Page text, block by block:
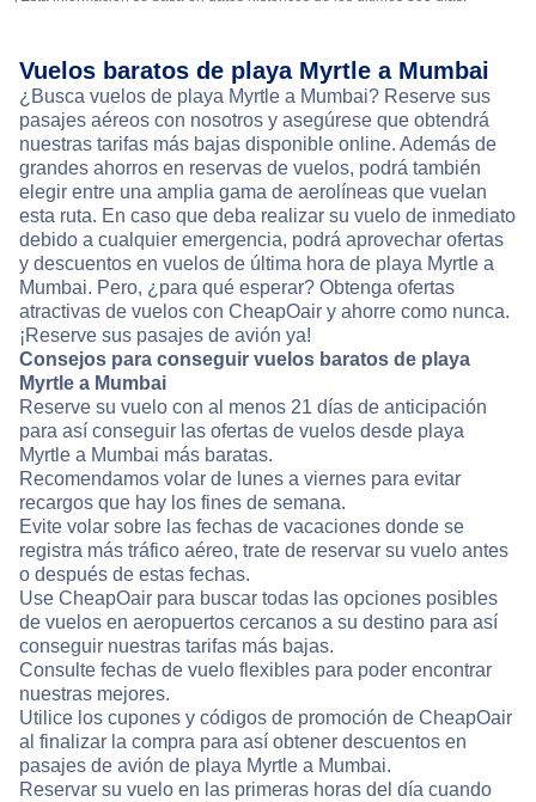
Vuelos baratos de playa Myrtle a Mumbai
¿Busca vuelos de playa Myrtle a Mumbai? Reserve sus
pasajes aéreos con nosotros y asegúrese que obtendrá
nuestras tarifas más bajas disponible online. Además de
grandes ahorros en reservas de vuelos, podrá también
elegir entre una amplia gama de aerolíneas que vuelan
esta ruta. En caso que deba realizar su vuelo de inmediato
debido a cualquier emergencia, podrá aprovechar ofertas
y descuentos en vuelos de última hora de playa Myrtle a
Mumbai. Pero, ¿para qué esperar? Obtenga ofertas
atractivas de vuelos con CheapOair y ahorre como nunca.
¡Reserve sus pasajes de avión ya!
Consejos para conseguir vuelos baratos de playa
Myrtle a Mumbai
Reserve su vuelo con al menos 21 días de anticipación
para así conseguir las ofertas de vuelos desde playa
Myrtle a Mumbai más baratas.
Recomendamos volar de lunes a viernes para evitar
recargos que hay los fines de semana.
Evite volar sobre las fechas de vacaciones donde se
registra más tráfico aéreo, trate de reservar su vuelo antes
o después de estas fechas.
Use CheapOair para buscar todas las opciones posibles
de vuelos en aeropuertos cercanos a su destino para así
conseguir nuestras tarifas más bajas.
Consulte fechas de vuelo flexibles para poder encontrar
nuestras mejores.
Utilice los cupones y códigos de promoción de CheapOair
al finalizar la compra para así obtener descuentos en
pasajes de avión de playa Myrtle a Mumbai.
Reservar su vuelo en las primeras horas del día cuando